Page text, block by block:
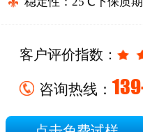
客户评价指数：
咨询热线：